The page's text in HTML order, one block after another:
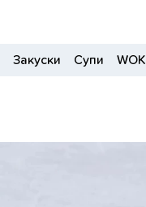
Закуски Супи WOK